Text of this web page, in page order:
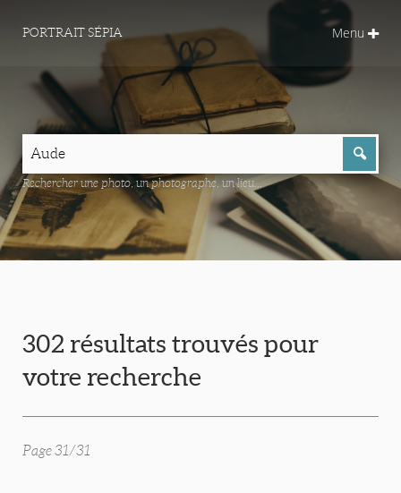
PORTRAIT SÉPIA Menu
Rechercher une photo, un photographe, un lieu...
302 résultats trouvés pour
votre recherche
Page 31/31